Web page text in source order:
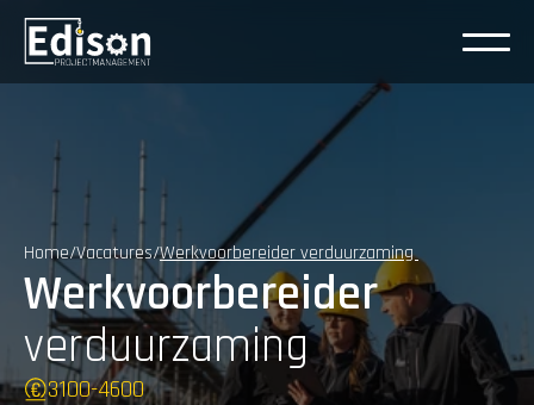
Home/Vacatures/Werkvoorbereider verduurzaming
Werkvoorbereider
verduurzaming
3100-4600